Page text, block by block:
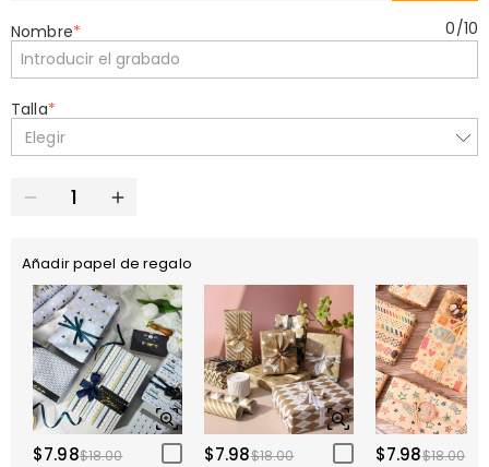
Nombre* 0/10
Talla*
Elegir
Añadir papel de regalo
$7.98$18.00 $7.98$18.00 $7.98$18.00